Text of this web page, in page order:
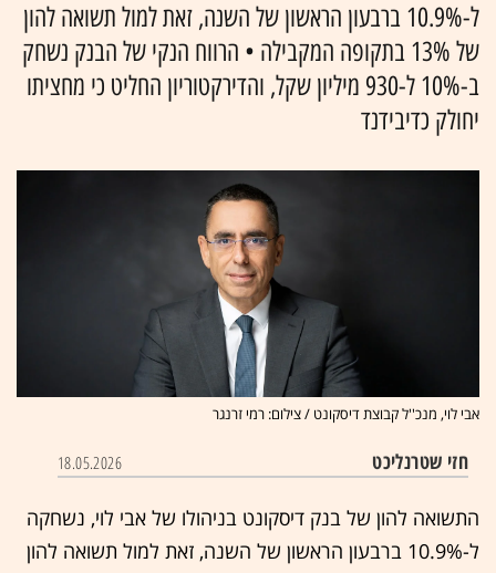
ל-10.9% ברבעון הראשון של השנה, זאת למול תשואה להון
של 13% בתקופה המקבילה • הרווח הנקי של הבנק נשחק
ב-10% ל-930 מיליון שקל, והדירקטוריון החליט כי מחציתו
יחולק כדיבידנד
אבי לוי, מנכ''ל קבוצת דיסקונט / צילום: רמי זרנגר
חזי שטרנליכט 18.05.2026
התשואה להון של בנק דיסקונט בניהולו של אבי לוי, נשחקה
ל-10.9% ברבעון הראשון של השנה, זאת למול תשואה להון